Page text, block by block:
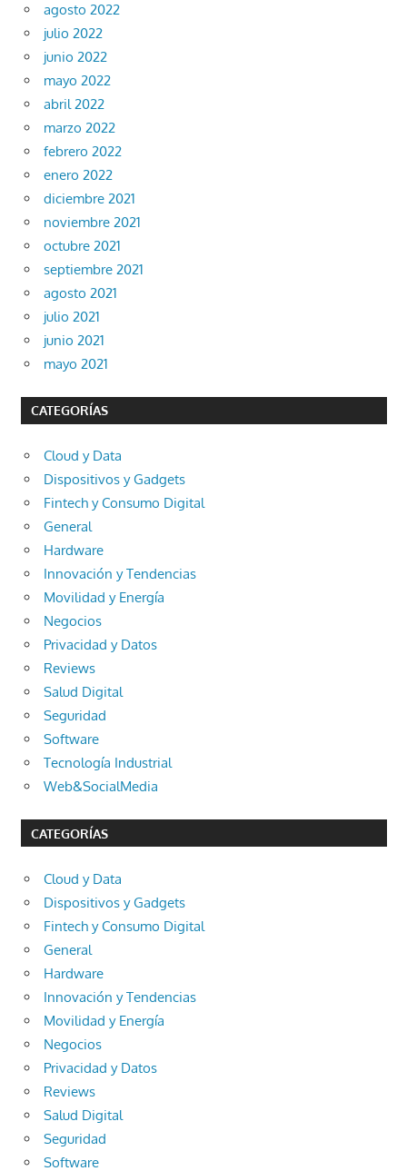
agosto 2022
julio 2022
junio 2022
mayo 2022
abril 2022
marzo 2022
febrero 2022
enero 2022
diciembre 2021
noviembre 2021
octubre 2021
septiembre 2021
agosto 2021
julio 2021
junio 2021
mayo 2021
CATEGORÍAS
Cloud y Data
Dispositivos y Gadgets
Fintech y Consumo Digital
General
Hardware
Innovación y Tendencias
Movilidad y Energía
Negocios
Privacidad y Datos
Reviews
Salud Digital
Seguridad
Software
Tecnología Industrial
Web&SocialMedia
CATEGORÍAS
Cloud y Data
Dispositivos y Gadgets
Fintech y Consumo Digital
General
Hardware
Innovación y Tendencias
Movilidad y Energía
Negocios
Privacidad y Datos
Reviews
Salud Digital
Seguridad
Software